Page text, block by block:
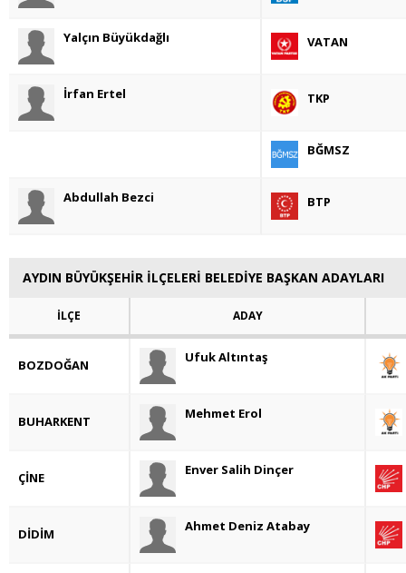
Yalçın Büyükdağlı VATAN
İrfan Ertel TKP
BĞMSZ
Abdullah Bezci BTP
AYDIN BÜYÜKŞEHİR İLÇELERİ BELEDİYE BAŞKAN ADAYLARI
İLÇE ADAY
BOZDOĞAN Ufuk Altıntaş
BUHARKENT Mehmet Erol
ÇİNE Enver Salih Dinçer
DİDİM Ahmet Deniz Atabay